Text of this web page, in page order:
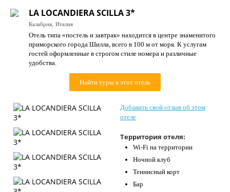
Цены дня
Страны
Как купить
Контакты
LA LOCANDIERA SCILLA 3*
Калабрия, Италия
Отель типа «постель и завтрак» находится в центре знаменитого
приморского города Шилла, всего в 100 м от моря. К услугам
гостей оформленные в строгом стиле номера и различные
удобства.
Найти туры в этот отель
Добавить свой отзыв об этом
отеле
Территория отеля:
Wi-Fi на территории
Ночной клуб
Теннисный корт
Бар